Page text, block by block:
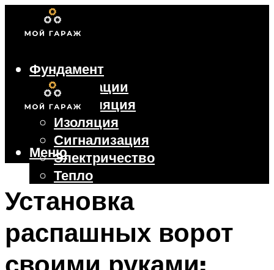
Фундамент
Коммуникации
Вентиляция
Изоляция
Сигнализация
Электричество
Тепло
Крыша
Ворота
Меню
Установка
распашных ворот